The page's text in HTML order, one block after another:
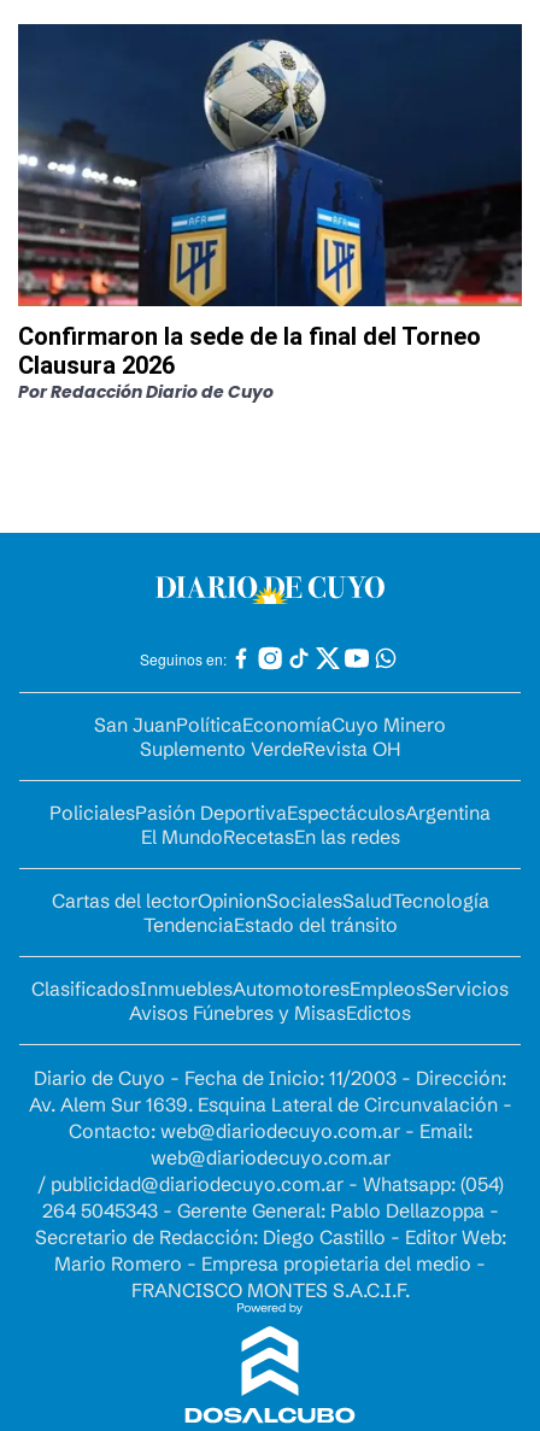
Confirmaron la sede de la final del Torneo
Clausura 2026
PorRedacción Diario de Cuyo
Seguinos en:
San JuanPolíticaEconomíaCuyo Minero
Suplemento VerdeRevista OH
PolicialesPasión DeportivaEspectáculosArgentina
El MundoRecetasEn las redes
Cartas del lectorOpinionSocialesSaludTecnología
TendenciaEstado del tránsito
ClasificadosInmueblesAutomotoresEmpleosServicios
Avisos Fúnebres y MisasEdictos
Diario de Cuyo - Fecha de Inicio: 11/2003 - Dirección:
Av. Alem Sur 1639. Esquina Lateral de Circunvalación -
Contacto: web@diariodecuyo.com.ar- Email:
web@diariodecuyo.com.ar
/ publicidad@diariodecuyo.com.ar- Whatsapp: (054)
264 5045343 - Gerente General: Pablo Dellazoppa -
Secretario de Redacción: Diego Castillo - Editor Web:
Mario Romero - Empresa propietaria del medio -
FRANCISCO MONTES S.A.C.I.F.